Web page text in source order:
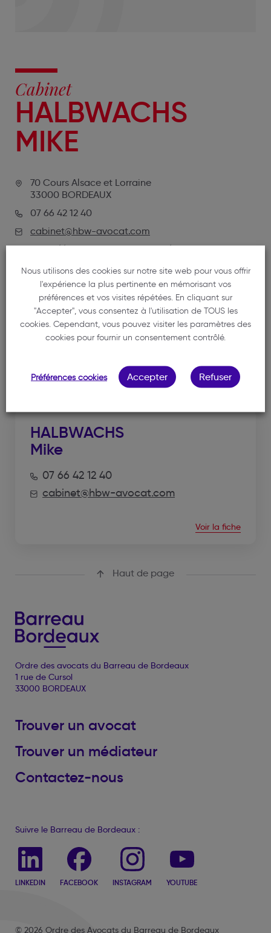
Cabinet
HALBWACHS
MIKE
70 Cours Alsace et Lorraine
33000 BORDEAUX
07 66 42 12 40
cabinet@hbw-avocat.com
https://www.hbw-avocat.com/
NOTRE MEMBRE
HALBWACHS
Mike
07 66 42 12 40
cabinet@hbw-avocat.com
Voir la fiche
Haut de page
Ordre des avocats du Barreau de Bordeaux
1 rue de Cursol
33000 BORDEAUX
Trouver un avocat
Trouver un médiateur
Contactez-nous
Suivre le Barreau de Bordeaux :
LINKEDIN FACEBOOK INSTAGRAM YOUTUBE
© 2026 Ordre des Avocats du Barreau de Bordeaux
Nous utilisons des cookies sur notre site web pour vous offrir
l'expérience la plus pertinente en mémorisant vos
préférences et vos visites répétées. En cliquant sur
"Accepter", vous consentez à l'utilisation de TOUS les
cookies. Cependant, vous pouvez visiter les paramètres des
cookies pour fournir un consentement contrôlé.
Préférences cookies Accepter Refuser